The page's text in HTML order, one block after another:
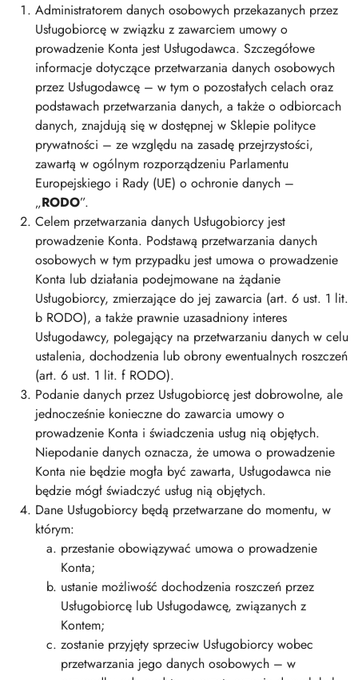
Administratorem danych osobowych przekazanych przez
Usługobiorcę w związku z zawarciem umowy o
prowadzenie Konta jest Usługodawca. Szczegółowe
informacje dotyczące przetwarzania danych osobowych
przez Usługodawcę – w tym o pozostałych celach oraz
podstawach przetwarzania danych, a także o odbiorcach
danych, znajdują się w dostępnej w Sklepie polityce
prywatności – ze względu na zasadę przejrzystości,
zawartą w ogólnym rozporządzeniu Parlamentu
Europejskiego i Rady (UE) o ochronie danych –
„RODO”.
Celem przetwarzania danych Usługobiorcy jest
prowadzenie Konta. Podstawą przetwarzania danych
osobowych w tym przypadku jest umowa o prowadzenie
Konta lub działania podejmowane na żądanie
Usługobiorcy, zmierzające do jej zawarcia (art. 6 ust. 1 lit.
b RODO), a także prawnie uzasadniony interes
Usługodawcy, polegający na przetwarzaniu danych w celu
ustalenia, dochodzenia lub obrony ewentualnych roszczeń
(art. 6 ust. 1 lit. f RODO).
Podanie danych przez Usługobiorcę jest dobrowolne, ale
jednocześnie konieczne do zawarcia umowy o
prowadzenie Konta i świadczenia usług nią objętych.
Niepodanie danych oznacza, że umowa o prowadzenie
Konta nie będzie mogła być zawarta, Usługodawca nie
będzie mógł świadczyć usług nią objętych.
Dane Usługobiorcy będą przetwarzane do momentu, w
którym:
przestanie obowiązywać umowa o prowadzenie
Konta;
ustanie możliwość dochodzenia roszczeń przez
Usługobiorcę lub Usługodawcę, związanych z
Kontem;
zostanie przyjęty sprzeciw Usługobiorcy wobec
przetwarzania jego danych osobowych – w